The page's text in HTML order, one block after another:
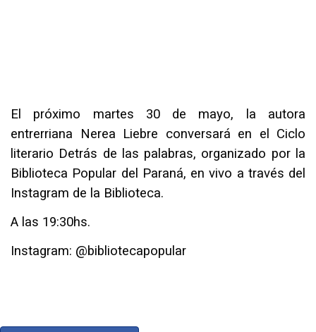
El próximo martes 30 de mayo, la autora
entrerriana Nerea Liebre conversará en el Ciclo
literario Detrás de las palabras, organizado por la
Biblioteca Popular del Paraná, en vivo a través del
Instagram de la Biblioteca.
A las 19:30hs.
Instagram: @bibliotecapopular